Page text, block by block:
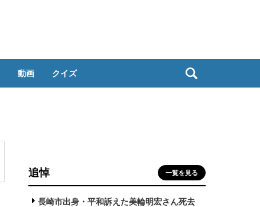
動画 クイズ
追悼 一覧を見る
長崎市出身・平和訴えた美輪明宏さん死去